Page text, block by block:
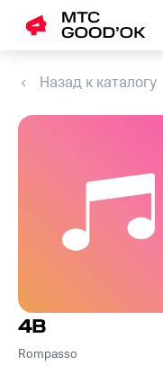
Назад к каталогу
4B
Rompasso